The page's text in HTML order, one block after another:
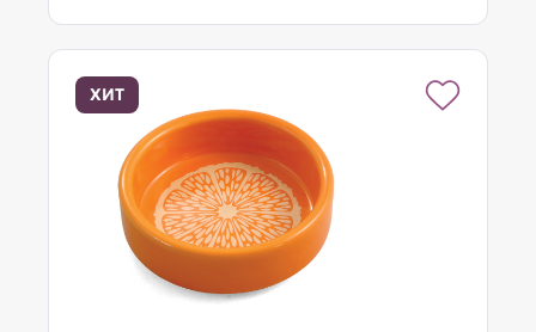
ХИТ